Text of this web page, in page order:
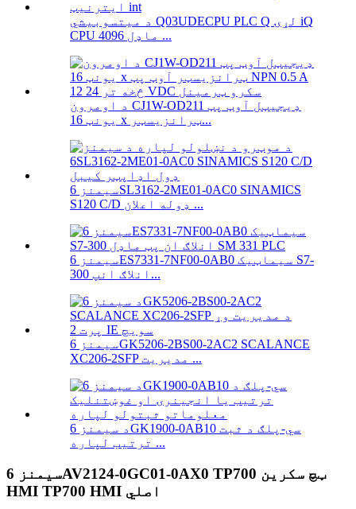
د میتسوبیشي Q03UDECPU PLC Q لړۍ iQ
CPU ماډل 4096 ...
د اومرون CJ1W-OD211 ډیجیټل آوټ پټ
یونټ 16 x ټرانزیسټر...
سیمنز 6SL3162-2ME01-0AC0 SINAMICS
S120 C/D ډوله اعلان ...
سیمنز 6ES7331-7NF00-0AB0 سیماټیک S7-
300 انلاګ انپ...
سیمنز 6GK5206-2BS00-2AC2 SCALANCE
XC206-2SFP مدیریت ...
د سیمنز 6GK1900-0AB10 سي-پلګ د ثبت
ترتیب لپاره ...
سیمنز 6AV2124-0GC01-0AX0 TP700 ټچ سکرین
HMI TP700 HMI اصلي